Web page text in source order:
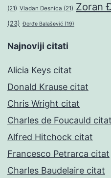
(21) Vladan Desnica (21) Zoran
(23) Đorđe Balašević (19)
Najnoviji citati
Alicia Keys citat
Donald Krause citat
Chris Wright citat
Charles de Foucauld citat
Alfred Hitchock citat
Francesco Petrarca citat
Charles Baudelaire citat